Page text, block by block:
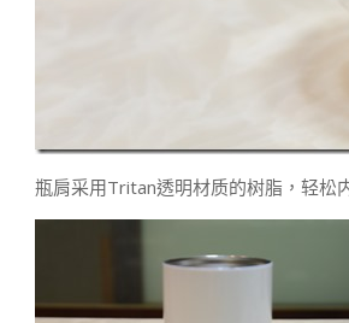
瓶肩采用Tritan透明材质的树脂，轻松